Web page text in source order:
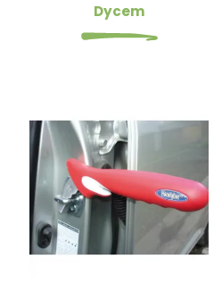
Dycem